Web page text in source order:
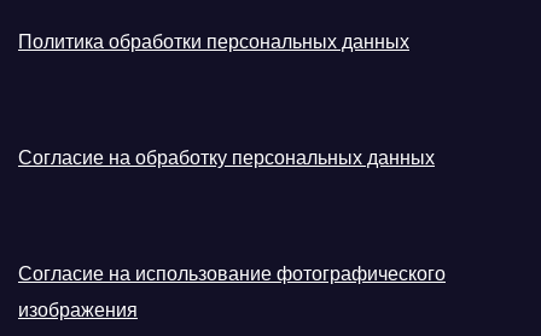
Политика обработки персональных данных
Согласие на обработку персональных данных
Согласие на использование фотографического
изображения